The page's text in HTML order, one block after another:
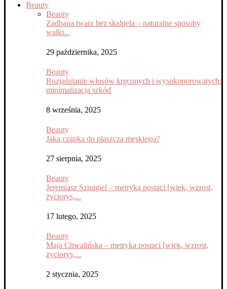
Beauty
Beauty
Zadbana twarz bez skalpela – naturalne sposoby
walki...
29 października, 2025
Beauty
Rozjaśnianie włosów kręconych i wysokoporowatych:
minimalizacja szkód
8 września, 2025
Beauty
Jaka czapka do płaszcza męskiego?
27 sierpnia, 2025
Beauty
Jeremiasz Szmigiel – metryka postaci [wiek, wzrost,
życiorys,...
17 lutego, 2025
Beauty
Maja Chwalińska – metryka postaci [wiek, wzrost,
życiorys,...
2 stycznia, 2025